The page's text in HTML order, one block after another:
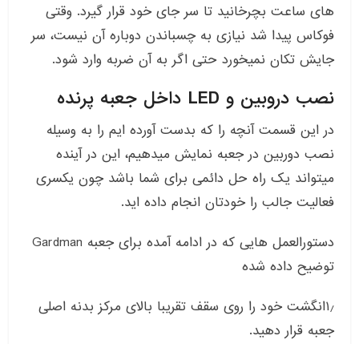
های ساعت بچرخانید تا سر جای خود قرار گیرد. وقتی
فوکاس پیدا شد نیازی به چسباندن دوباره آن نیست، سر
جایش تکان نمیخورد حتی اگر به آن ضربه وارد شود.
نصب دروبین و LED داخل جعبه پرنده
در این قسمت آنچه را که بدست آورده ایم را به وسیله
نصب دوربین در جعبه نمایش میدهیم، این در آینده
میتواند یک راه حل دائمی برای شما باشد چون یکسری
فعالیت جالب را خودتان انجام داده اید.
دستورالعمل هایی که در ادامه آمده برای جعبه Gardman
توضیح داده شده
۱٫انگشت خود را روی سقف تقریبا بالای مرکز بدنه اصلی
جعبه قرار دهید.